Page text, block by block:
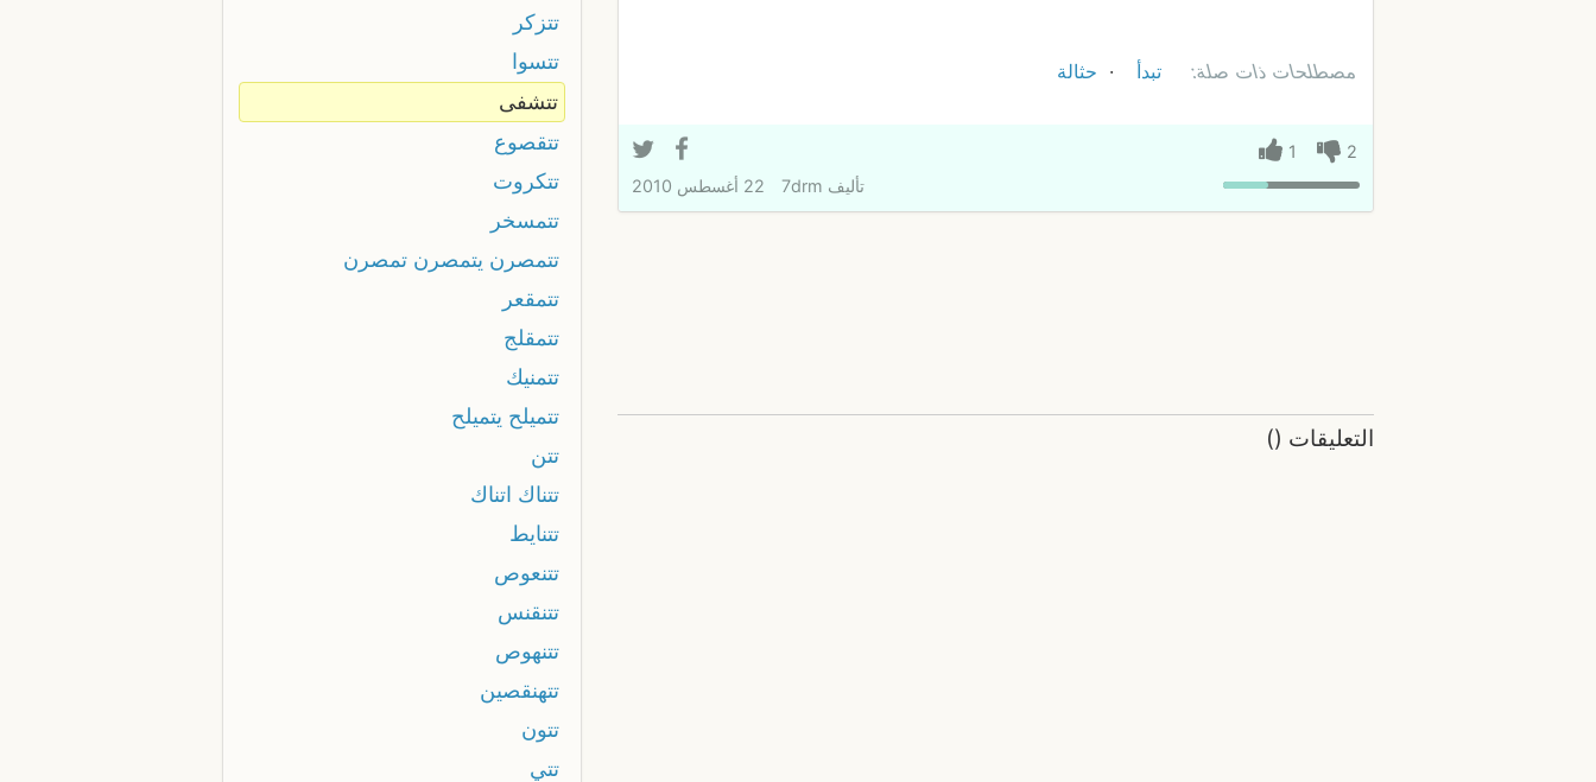
مصطلحات ذات صلة: تبدأ حثالة
2
1
تأليف 7drm 22 أغسطس 2010
التعليقات (
)
تتزكر
تتسوا
تتشفى
تتقصوع
تتكروت
تتمسخر
تتمصرن يتمصرن تمصرن
تتمقعر
تتمقلج
تتمنيك
تتميلح يتميلح
تتن
تتناك اتناك
تتنايط
تتنعوص
تتنقنس
تتنهوص
تتهنقصين
تتون
تتي